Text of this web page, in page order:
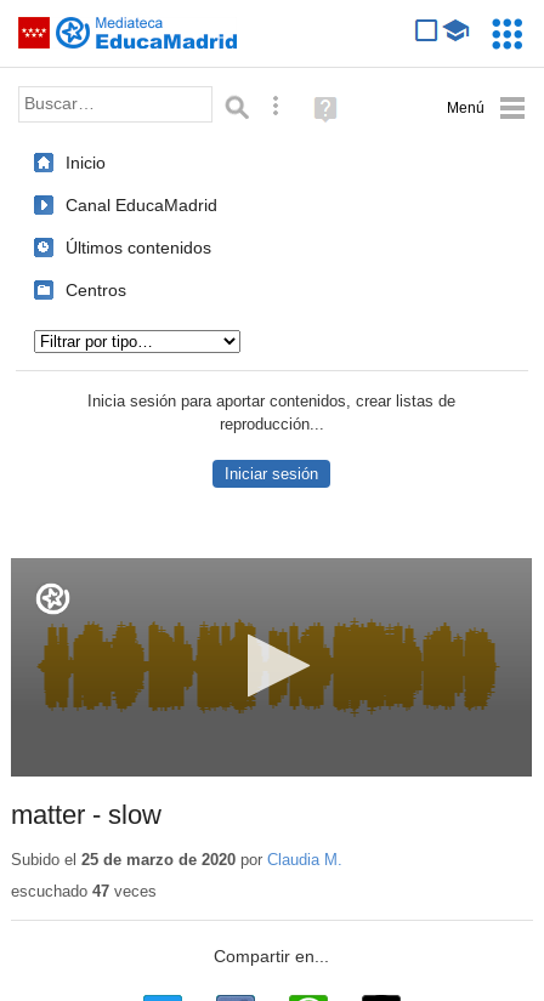
Saltar navegación
Palabra o frase: Búsqueda avanzada
Ayuda
(en
Inicio
Canal EducaMadrid
Últimos contenidos
Centros
Inicia sesión para aportar contenidos, crear listas de
reproducción...
Iniciar sesión
matter - slow
Subido el 25 de marzo de 2020por Claudia M.
escuchado 47veces